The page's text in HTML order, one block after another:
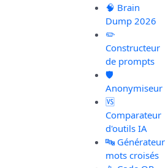
🧠 Brain
Dump 2026
✏️
Constructeur
de prompts
🛡️
Anonymiseur
🆚
Comparateur
d'outils IA
🔤 Générateur
mots croisés